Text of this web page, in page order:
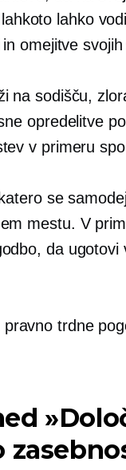
lahko
omejitve
na sodišču,
opredelitve
v primeru
se
mestu. V
da ugotovi
trdne